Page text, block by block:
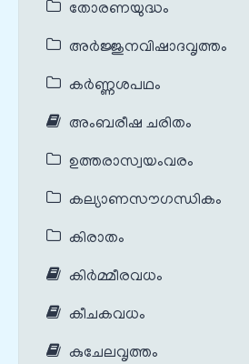
തോരണയുദ്ധം
അർജ്ജുനവിഷാദവൃത്തം
കർണ്ണശപഥം
അംബരീഷ ചരിതം
ഉത്തരാസ്വയംവരം
കല്യാണസൗഗന്ധികം
കിരാതം
കിർമ്മീരവധം
കീചകവധം
കുചേലവൃത്തം